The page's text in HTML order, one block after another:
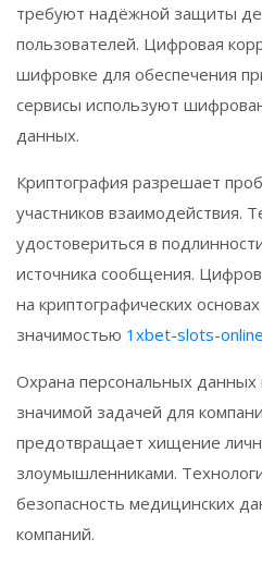
требуют надёжной защиты
пользователей. Цифровая
шифровке для обеспечения
сервисы используют
данных.
Криптография разрешает
участников взаимодействия.
удостовериться в
источника сообщения.
на криптографических
значимостью 1xbet-slots-
Охрана персональных данных
значимой задачей для
предотвращает хищение
злоумышленниками.
безопасность медицинских
компаний.